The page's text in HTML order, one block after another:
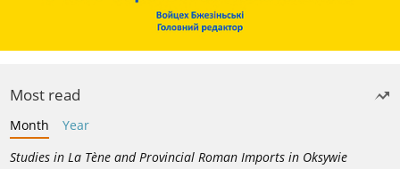
Most read
Month
Year
Studies in La Tène and Provincial Roman Imports in Oksywie